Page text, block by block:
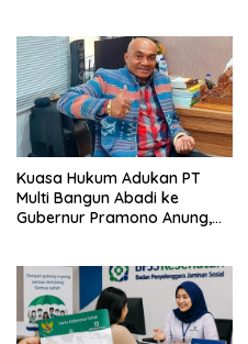
Kuasa Hukum Adukan PT
Multi Bangun Abadi ke
Gubernur Pramono Anung,